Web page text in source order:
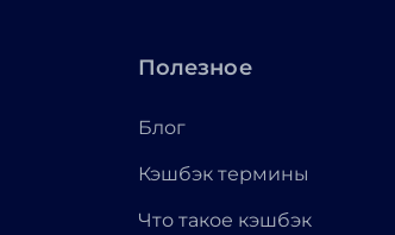
Полезное
Блог
Кэшбэк термины
Что такое кэшбэк